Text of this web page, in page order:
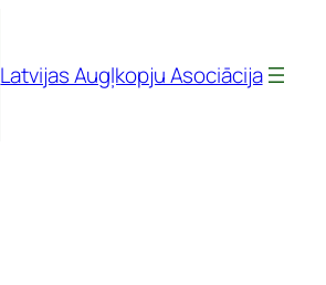
Latvijas Augļkopju Asociācija